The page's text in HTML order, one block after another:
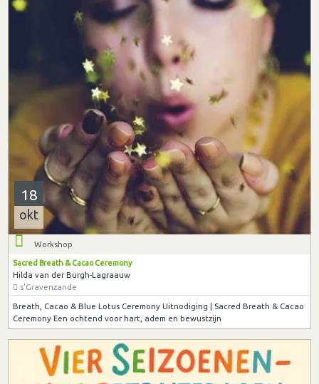
18
okt
Workshop
Sacred Breath & Cacao Ceremony
Hilda van der Burgh-Lagraauw
s'Gravenzande
Breath, Cacao & Blue Lotus Ceremony Uitnodiging | Sacred Breath & Cacao
Ceremony Een ochtend voor hart, adem en bewustzijn